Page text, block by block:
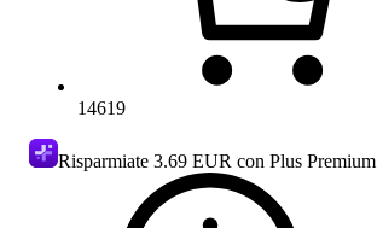
14619
Risparmiate 3.69 EUR con Plus Premium